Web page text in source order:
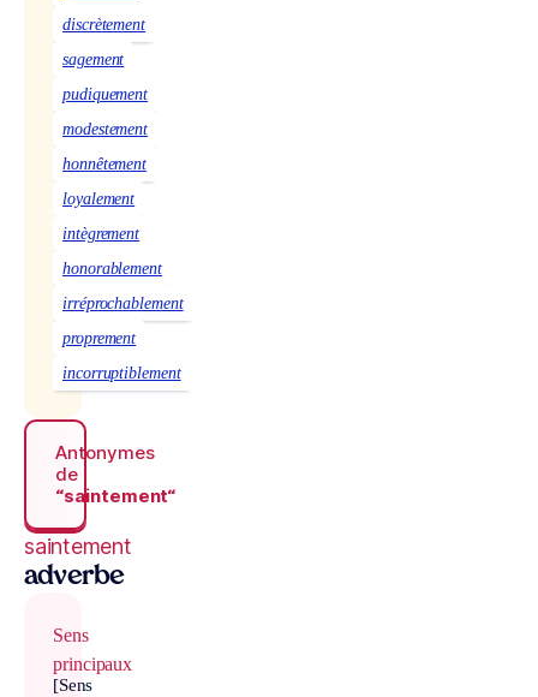
discrètement
sagement
pudiquement
modestement
honnêtement
loyalement
intègrement
honorablement
irréprochablement
proprement
incorruptiblement
Antonymes
de
“saintement“
saintement
adverbe
Sens
principaux
[Sens